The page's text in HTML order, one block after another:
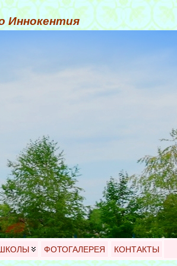
Иннокентия
ФОТОГАЛЕРЕЯ КОНТАКТЫ